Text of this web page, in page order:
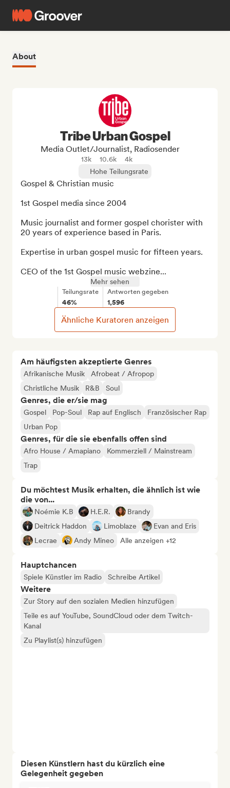
About
Am häufigsten akzeptierte Genres
Afrikanische Musik
Afrobeat / Afropop
Christliche Musik
R&B Soul
Genres, die er/sie mag
Gospel Pop-Soul Rap auf Englisch
Französischer Rap
Urban Pop
Genres, für die sie ebenfalls offen sind
Afro House / Amapiano
Kommerziell / Mainstream
Trap
Du möchtest Musik erhalten, die ähnlich ist wie
die von...
Noémie K.B H.E.R.
Brandy
Deitrick Haddon
Limoblaze
Evan and Eris
Lecrae
Andy Mineo Alle anzeigen +12
Hauptchancen
Spiele Künstler im Radio Schreibe Artikel
Weitere
Zur Story auf den sozialen Medien hinzufügen
Teile es auf YouTube, SoundCloud oder dem Twitch-
Kanal
Zu Playlist(s) hinzufügen
Diesen Künstlern hast du kürzlich eine
Gelegenheit gegeben
Tribe Urban Gospel
Media Outlet/Journalist, Radiosender
13k 10.6k
4k
Hohe Teilungsrate
Gospel & Christian music
1st Gospel media since 2004
Music journalist and former gospel chorister with
20 years of experience based in Paris.
Expertise in urban gospel music for fifteen years.
CEO of the 1st Gospel music webzine...
Mehr sehen
Teilungsrate
46%
Antworten gegeben
1,596
Ähnliche Kuratoren anzeigen